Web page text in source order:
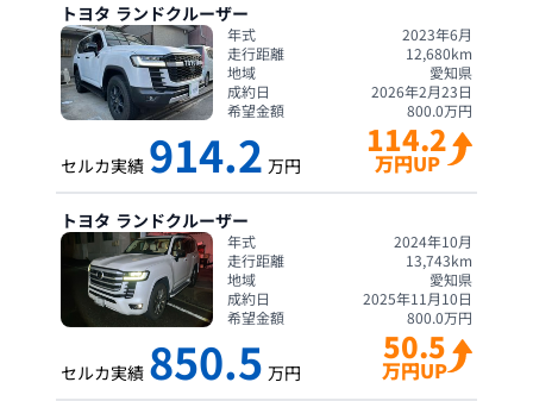
トヨタ ランドクルーザー
年式
2023年6月
走行距離
12,680km
地域
愛知県
成約日
2026年2月23日
希望金額
800.0万円
セルカ実績 914.2 万円
114.2
万円UP
トヨタ ランドクルーザー
年式
2024年10月
走行距離
13,743km
地域
愛知県
成約日
2025年11月10日
希望金額
800.0万円
セルカ実績 850.5 万円
50.5
万円UP